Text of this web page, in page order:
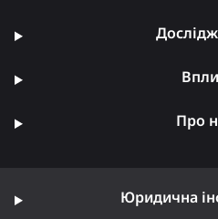
Про
Юридична